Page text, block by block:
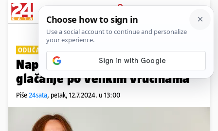
PRIJAVA
Lifestyle Komentari
ODLIČAN TRIK
Napravite ovaj sprej i izbjegnite
glačanje po velikim vrućinama
Piše24sata, petak, 12.7.2024. u 13:00